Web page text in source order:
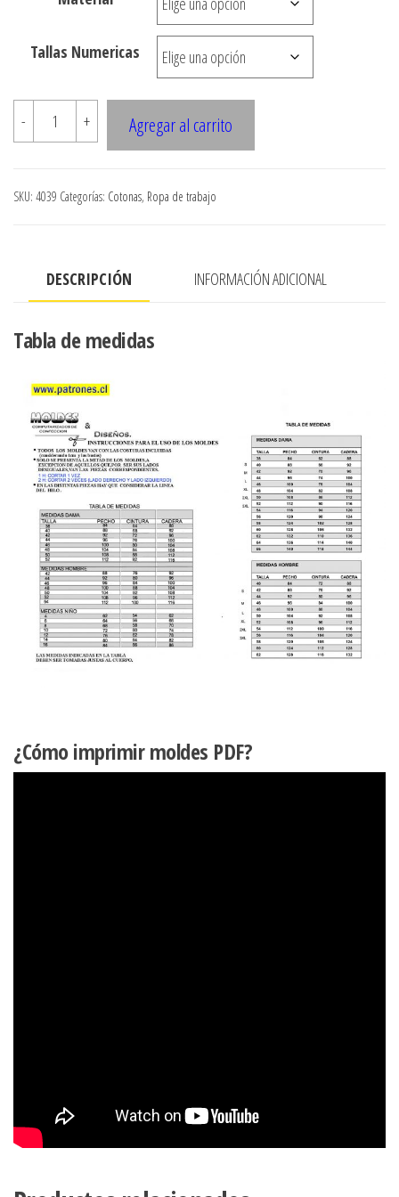
desde
$3.900
$7.900
Tallas Numericas
-
4030
+ Agregar al carrito
SKU: 4039 Categorías: Cotonas, Ropa de trabajo
DESCRIPCIÓN INFORMACIÓN ADICIONAL
Tabla de medidas
¿Cómo imprimir moldes PDF?